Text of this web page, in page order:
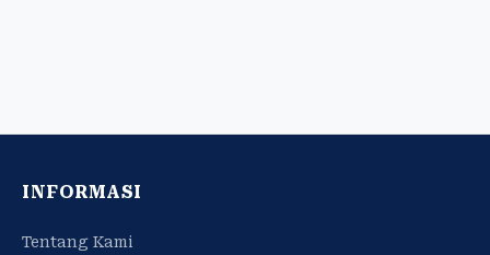
INFORMASI
Tentang Kami